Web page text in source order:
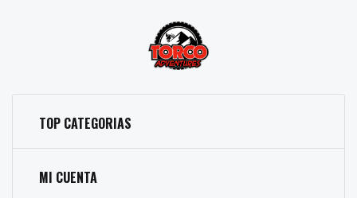
TOP CATEGORIAS
MI CUENTA